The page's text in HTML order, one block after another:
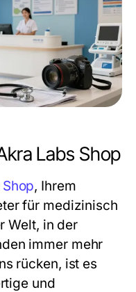
Labs Shop
, Ihrem
für medizinisch
Welt, in der
immer mehr
rücken, ist es
und